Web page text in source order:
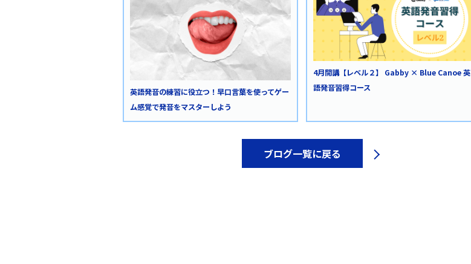
英語発音の練習に役立つ！早口言葉を使ってゲー
ム感覚で発音をマスターしよう
4月開講【レベル２】 Gabby × Blue Canoe 英
語発音習得コース
ブログ一覧に戻る